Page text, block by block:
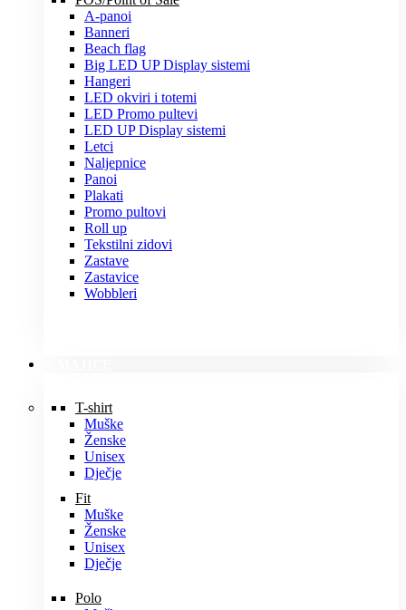
A-panoi
Banneri
Beach flag
Big LED UP Display sistemi
Hangeri
LED okviri i totemi
LED Promo pultevi
LED UP Display sistemi
Letci
Naljepnice
Panoi
Plakati
Promo pultovi
Roll up
Tekstilni zidovi
Zastave
Zastavice
Wobbleri
T-shirt
Muške
Ženske
Unisex
Dječje
Fit
Muške
Ženske
Unisex
Dječje
Polo